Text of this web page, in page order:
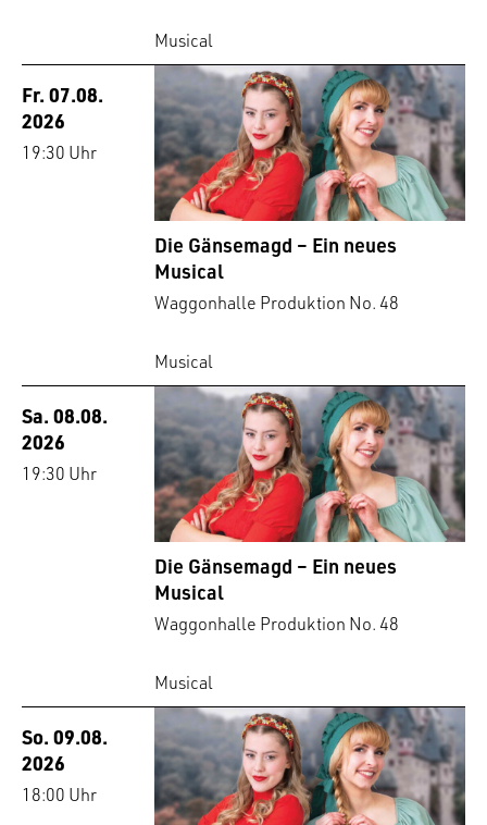
Musical
Fr. 07.08.
2026
19:30 Uhr
Die Gänsemagd – Ein neues
Musical
Waggonhalle Produktion No. 48
Musical
Sa. 08.08.
2026
19:30 Uhr
Die Gänsemagd – Ein neues
Musical
Waggonhalle Produktion No. 48
Musical
So. 09.08.
2026
18:00 Uhr